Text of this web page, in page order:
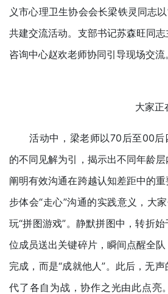
义市心理卫生协会会长梁铁灵同志
共建交流活动。支部书记苏森旺同
咨询中心赵欢老师协同引导现场交流。
大家正在进行“
活动中，梁老师以70后至00后
的不同见解为引，揭示出不同年龄
阐明有效沟通在跨越认知差距中的
步体会“走心”沟通的实践意义，大
玩“拼图游戏”。静默拼图中，转折
位成员送出关键碎片，瞬间点醒全
完成，而是“成就他人”。此后，无
代了各自为战，协作之光由此点亮